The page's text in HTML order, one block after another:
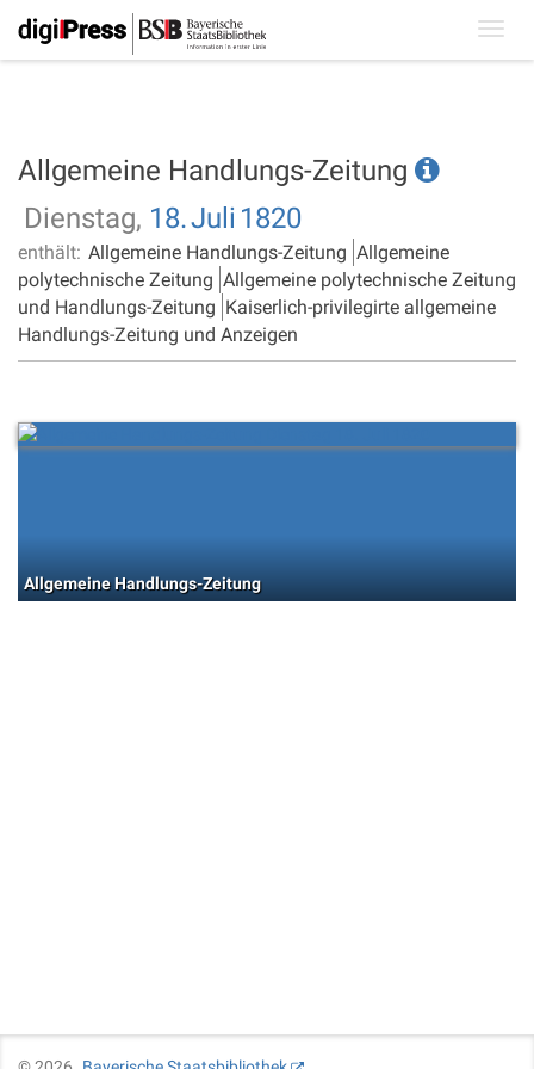
Allgemeine Handlungs-Zeitung
Dienstag, 18.Juli 1820
enthält: Allgemeine Handlungs-Zeitung Allgemeine
polytechnische Zeitung Allgemeine polytechnische Zeitung
und Handlungs-Zeitung Kaiserlich-privilegirte allgemeine
Handlungs-Zeitung und Anzeigen
Allgemeine Handlungs-Zeitung